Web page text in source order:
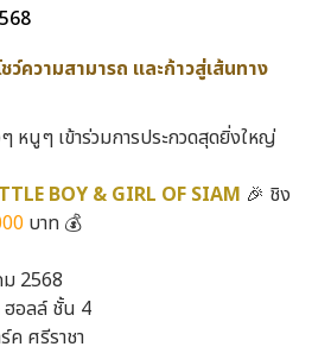
ว์ความสามารถ และก้าวสู่เส้นทาง
หนูๆ เข้าร่วมการประกวดสุดยิ่งใหญ่
BOY & GIRL OF SIAM 🎉 ชิง
บาท 💰
2568
อลล์ ชั้น 4
ค ศรีราชา